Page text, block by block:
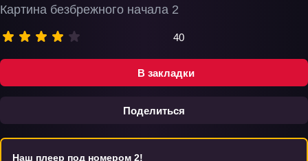
В закладки
Поделиться
Картина безбрежного начала 2
40
Наш плеер под номером 2!